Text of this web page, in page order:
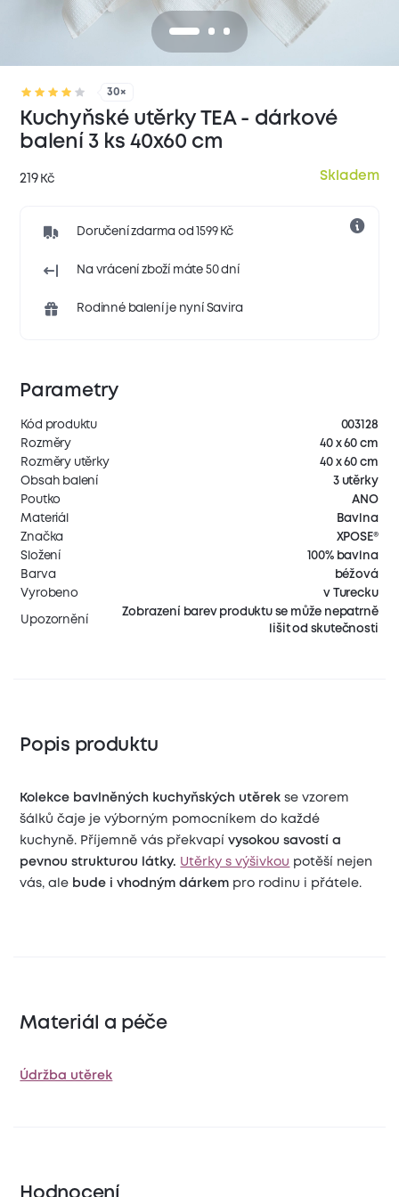
30×
Kuchyňské utěrky TEA - dárkové
balení 3 ks 40x60 cm
219 Kč Skladem
Doručení zdarma od 1599 Kč
Na vrácení zboží máte 50 dní
Rodinné balení je nyní Savira
Parametry
Kód produktu
003128
Rozměry
40 x 60 cm
Rozměry utěrky
40 x 60 cm
Obsah balení
3 utěrky
Poutko
ANO
Materiál
Bavlna
Značka
XPOSE®
Složení
100% bavlna
Barva
béžová
Vyrobeno
v Turecku
Upozornění
Zobrazení barev produktu se může nepatrně
lišit od skutečnosti
Popis produktu
Kolekce bavlněných kuchyňských utěrek se vzorem
šálků čaje je výborným pomocníkem do každé
kuchyně. Příjemně vás překvapívysokou savostí a
pevnou strukturou látky. Utěrky s výšivkou potěší nejen
vás, ale bude i vhodným dárkem pro rodinu i přátele.
Materiál a péče
Údržba utěrek